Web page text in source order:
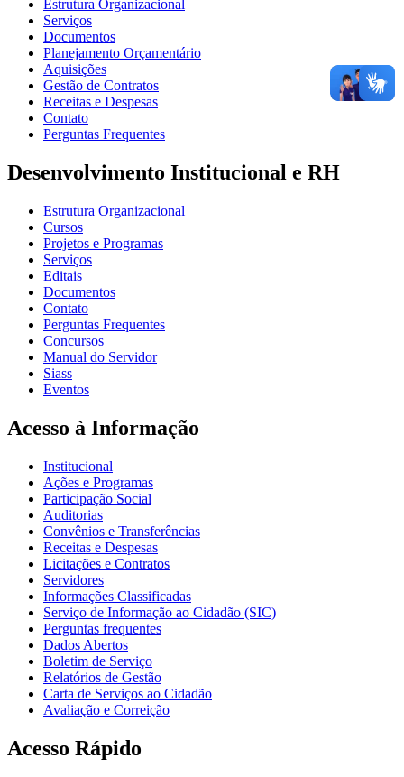
Estrutura Organizacional
Serviços
Documentos
Planejamento Orçamentário
Aquisições
Gestão de Contratos
Receitas e Despesas
Contato
Perguntas Frequentes
Desenvolvimento Institucional e RH
Estrutura Organizacional
Cursos
Projetos e Programas
Serviços
Editais
Documentos
Contato
Perguntas Frequentes
Concursos
Manual do Servidor
Siass
Eventos
Acesso à Informação
Institucional
Ações e Programas
Participação Social
Auditorias
Convênios e Transferências
Receitas e Despesas
Licitações e Contratos
Servidores
Informações Classificadas
Serviço de Informação ao Cidadão (SIC)
Perguntas frequentes
Dados Abertos
Boletim de Serviço
Relatórios de Gestão
Carta de Serviços ao Cidadão
Avaliação e Correição
Acesso Rápido